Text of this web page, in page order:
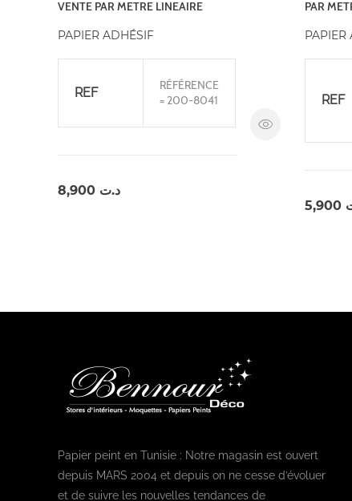
VENTE PAR METRE LINEAIRE
PAPIER ADHÉSIF
REF
RÉFÉRENCE
= 200-8041
د.ت
PAR
PAPIER
REF
5,900
Papier peint en Tunisie : Notre magasin est ouvert
depuis MARS 2004 et depuis on ne cesse d’évoluer
et de suivre les nouvelles tendances de